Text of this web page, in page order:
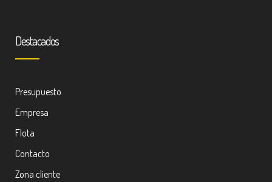
Destacados
Presupuesto
Empresa
Flota
Contacto
Zona cliente